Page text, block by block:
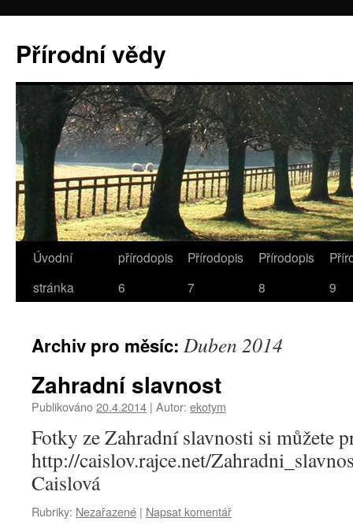
Přírodní vědy
Úvodní
stránka
přírodopis
6
Přírodopis
7
Přírodopis
8
9
Archiv pro měsíc: Duben 2014
Zahradní slavnost
Publikováno20.4.2014 | Autor: ekotym
Fotky ze Zahradní slavnosti si můžete
http://caislov.rajce.net/
Caislová
Rubriky: Nezařazené | Napsat komentář